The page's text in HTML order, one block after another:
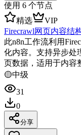
使用 6 个节点
精选
VIP
Firecrawl网页内容结
此n8n工作流利用
化内容。支持异步处
页数据，适用于内容
🟡中级
31
0
分享